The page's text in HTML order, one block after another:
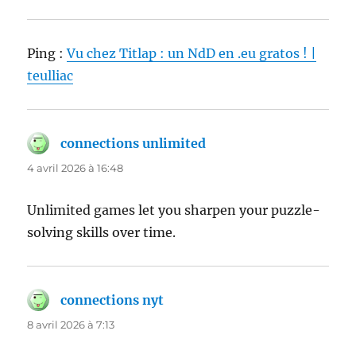
Ping :Vu chez Titlap : un NdD en .eu gratos ! |
teulliac
connections unlimited
4 avril 2026 à 16:48
Unlimited games let you sharpen your puzzle-
solving skills over time.
connections nyt
8 avril 2026 à 7:13